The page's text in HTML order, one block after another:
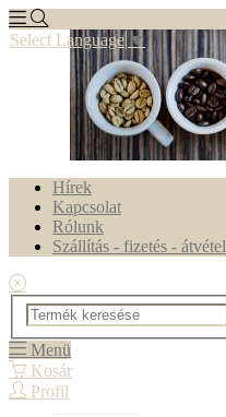
Select Language ▼
Hírek
Kapcsolat
Rólunk
Szállítás - fizetés - átvétel
Menü
Kosár
Profil